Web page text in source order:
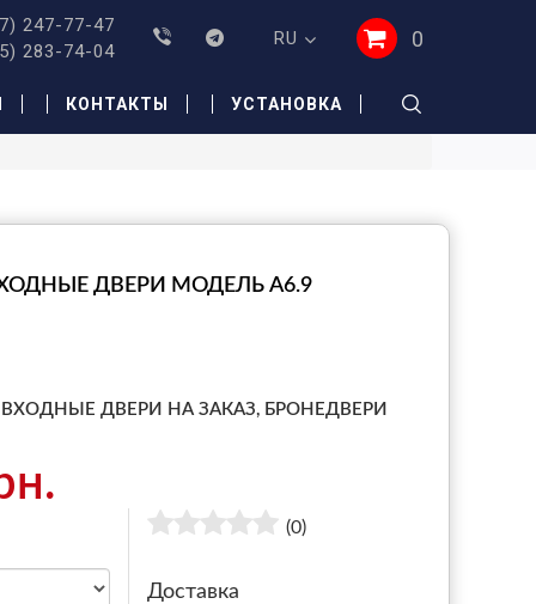
247-77-47
283-74-04
RU 0
КОНТАКТЫ УСТАНОВКА
ДВЕРИ МОДЕЛЬ A6.9
ВХОДНЫЕ ДВЕРИ НА ЗАКАЗ, БРОНЕДВЕРИ
(0)
Доставка